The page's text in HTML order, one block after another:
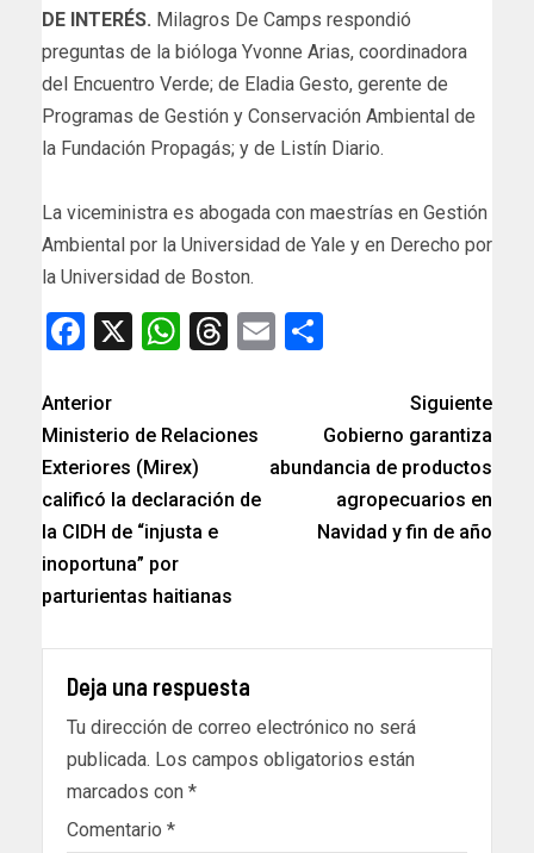
DE INTERÉS. Milagros De Camps respondió
preguntas de la bióloga Yvonne Arias, coordinadora
del Encuentro Verde; de Eladia Gesto, gerente de
Programas de Gestión y Conservación Ambiental de
la Fundación Propagás; y de Listín Diario.
La viceministra es abogada con maestrías en Gestión
Ambiental por la Universidad de Yale y en Derecho por
la Universidad de Boston.
Facebook
X WhatsApp
Threads
Email
Anterior
Ministerio de Relaciones
Exteriores (Mirex)
calificó la declaración de
la CIDH de “injusta e
inoportuna” por
parturientas haitianas
Siguiente
Gobierno garantiza
abundancia de productos
agropecuarios en
Navidad y fin de año
Deja una respuesta
Tu dirección de correo electrónico no será
publicada. Los campos obligatorios están
marcados con *
Comentario *